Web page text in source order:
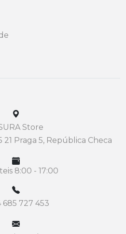
Store
21 Praga 5, República Checa
8:00 - 17:00
685 727 453